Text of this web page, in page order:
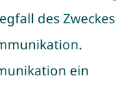
des Zweckes
ein